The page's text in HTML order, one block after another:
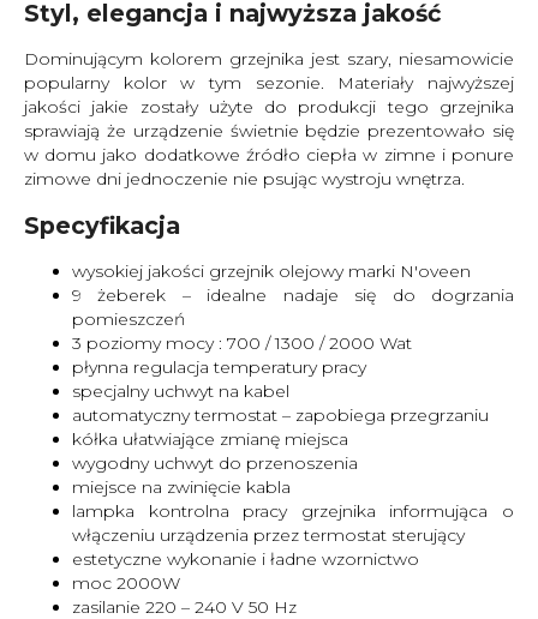
Styl, elegancja i najwyższa jakość
Dominującym kolorem grzejnika jest szary, niesamowicie
popularny kolor w tym sezonie. Materiały najwyższej
jakości jakie zostały użyte do produkcji tego grzejnika
sprawiają że urządzenie świetnie będzie prezentowało się
w domu jako dodatkowe źródło ciepła w zimne i ponure
zimowe dni jednoczenie nie psując wystroju wnętrza.
Specyfikacja
wysokiej jakości grzejnik olejowy marki N'oveen
9 żeberek – idealne nadaje się do dogrzania
pomieszczeń
3 poziomy mocy : 700 / 1300 / 2000 Wat
płynna regulacja temperatury pracy
specjalny uchwyt na kabel
automatyczny termostat – zapobiega przegrzaniu
kółka ułatwiające zmianę miejsca
wygodny uchwyt do przenoszenia
miejsce na zwinięcie kabla
lampka kontrolna pracy grzejnika informująca o
włączeniu urządzenia przez termostat sterujący
estetyczne wykonanie i ładne wzornictwo
moc 2000W
zasilanie 220 – 240 V 50 Hz